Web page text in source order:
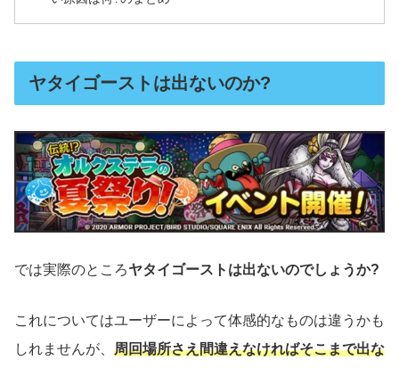
ヤタイゴーストは出ないのか?
では実際のところヤタイゴーストは出ないのでしょうか?
これについてはユーザーによって体感的なものは違うかも
しれませんが、 周回場所さえ間違えなければそこまで出な